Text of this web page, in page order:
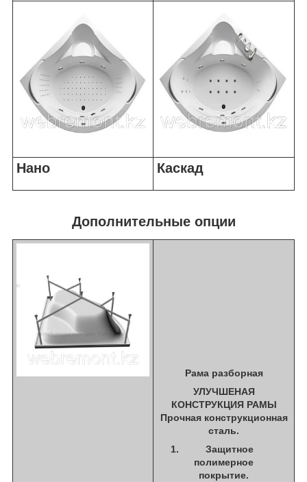
Нано Каскад
Дополнительные опции
Рама разборная
УЛУЧШЕНАЯ
КОНСТРУКЦИЯ РАМЫ
Прочная конструкционная
сталь.
Защитное
полимерное
покрытие.